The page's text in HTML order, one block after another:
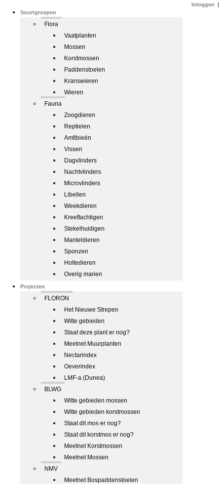
Soortgroepen
Flora
Vaatplanten
Mossen
Korstmossen
Paddenstoelen
Kranswieren
Wieren
Fauna
Zoogdieren
Reptielen
Amfibieën
Vissen
Dagvlinders
Nachtvlinders
Microvlinders
Libellen
Weekdieren
Kreeftachtigen
Stekelhuidigen
Manteldieren
Sponzen
Holtedieren
Overig marien
Projecten
FLORON
Het Nieuwe Strepen
Witte gebieden
Staat deze plant er nog?
Meetnet Muurplanten
Nectarindex
Oeverindex
LMF-a (Dunea)
BLWG
Witte gebieden mossen
Witte gebieden korstmossen
Staat dit mos er nog?
Staat dit korstmos er nog?
Meetnet Korstmossen
Meetnet Mossen
NMV
Meetnet Bospaddenstoelen
Inloggen |